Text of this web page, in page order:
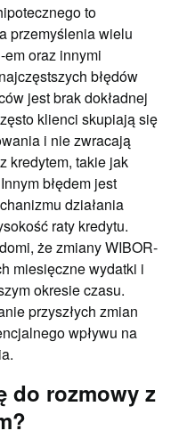
to
przemyślenia wielu
oraz innymi
błędów
jest brak dokładnej
klienci skupiają się
i nie zwracają
kredytem, takie jak
błędem jest
działania
raty kredytu.
że zmiany WIBOR-
miesięczne wydatki i
okresie czasu.
przyszłych zmian
wpływu na
do rozmowy z